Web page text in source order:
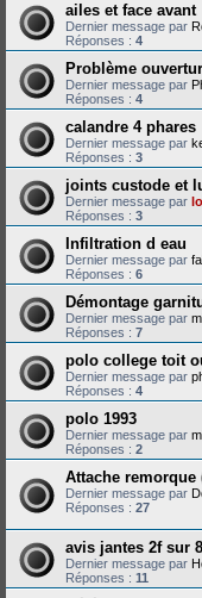
ailes et face avant
Dernier message par
Réponses : 4
Problème
Dernier message par
Réponses : 4
calandre 4 phares
Dernier message par
Réponses : 3
joints custode et
Dernier message par
Réponses : 3
Infiltration d eau
Dernier message par
Réponses : 6
Démontage
Dernier message par
Réponses : 7
polo college toit
Dernier message par
Réponses : 4
polo 1993
Dernier message par
Réponses : 2
Attache remorque
Dernier message par
Réponses : 27
avis jantes 2f sur
Dernier message par
Réponses : 11